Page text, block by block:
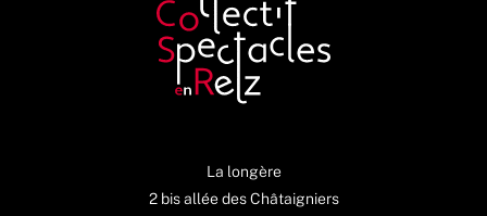
La longère
2 bis allée des Châtaigniers